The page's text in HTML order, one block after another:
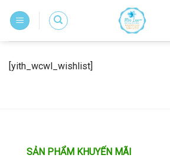
[yith_wcwl_wishlist]
SẢN PHẨM KHUYẾN MÃI